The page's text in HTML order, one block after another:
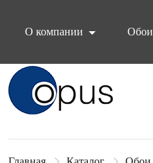
О компании
Обои
Блок поиска